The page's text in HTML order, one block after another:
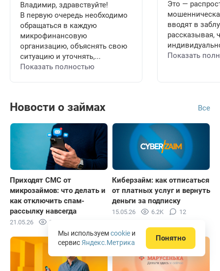
Владимир, здравствуйте!
В первую очередь необходимо
обращаться в каждую
микрофинансовую
организацию, объяснять свою
ситуацию и уточнять,...
Показать полностью
Это —
вводят в
рассказывая,
Показать
Новости о займах Все
Приходят СМС от
микрозаймов: что делать и
как отключить спам-
рассылку навсегда
21.05.26 9.4K
Киберзайм: как отписаться
от платных услуг и вернуть
деньги за подписку
15.05.26 6.2K 12
Мы используемcookie и
сервис Яндекс.Метрика Понятно